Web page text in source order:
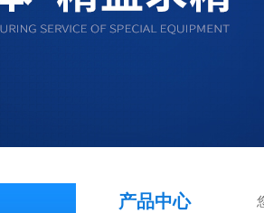
产品中心